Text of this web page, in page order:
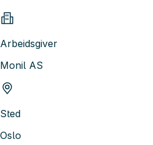
Arbeidsgiver
Monil AS
Sted
Oslo